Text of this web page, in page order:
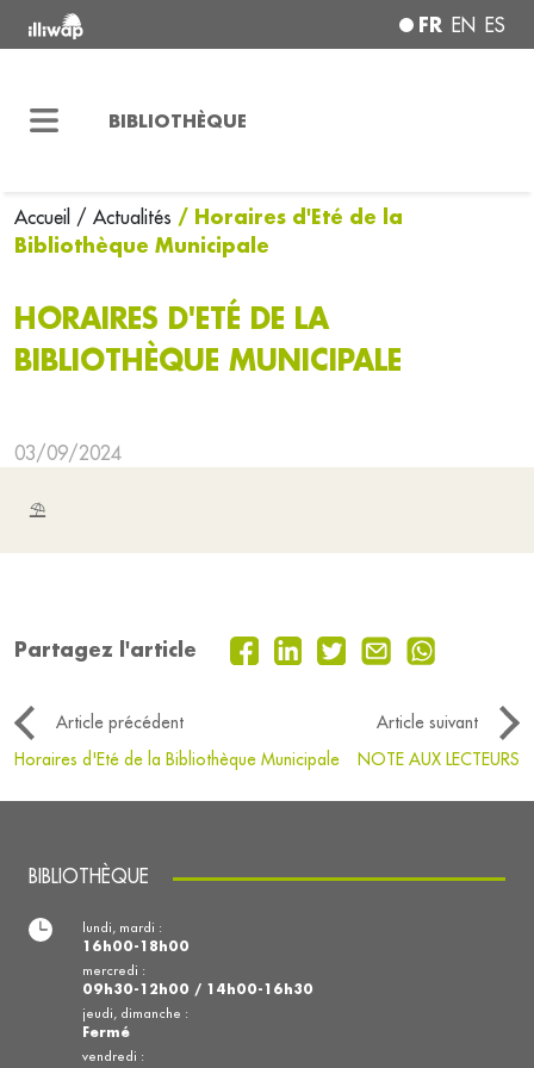
FR EN ES
BIBLIOTHÈQUE
Accueil / Actualités / Horaires d'Eté de la
Bibliothèque Municipale
HORAIRES D'ETÉ DE LA
BIBLIOTHÈQUE MUNICIPALE
03/09/2024
⛱
Partagez l'article
Article précédent
Article suivant
Horaires d'Eté de la Bibliothèque Municipale
NOTE AUX LECTEURS
BIBLIOTHÈQUE
lundi, mardi :
16h00-18h00
mercredi :
09h30-12h00 / 14h00-16h30
jeudi, dimanche :
Fermé
vendredi :